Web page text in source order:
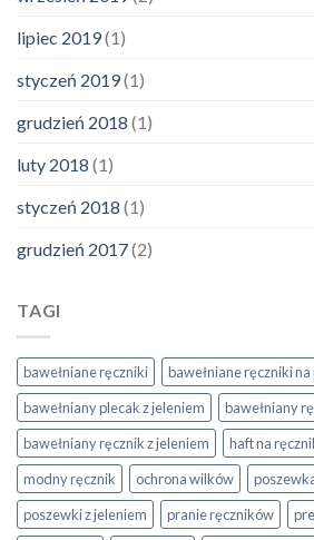
lipiec 2019(1)
styczeń 2019(1)
grudzień 2018 (1)
luty 2018 (1)
styczeń 2018 (1)
grudzień 2017(2)
TAGI
bawełniane ręczniki
bawełniane ręczniki
bawełniany plecak z jeleniem
bawełniany
bawełniany ręcznik z jeleniem
haft na
modny ręcznik
ochrona wilków
poszewki z jeleniem
pranie ręczników